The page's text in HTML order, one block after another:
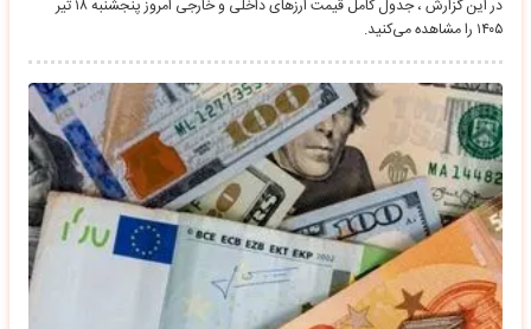
در این گزارش ، جدول کامل قیمت ارزهای داخلی و خارجی امروز پنجشنبه ۱۸ تیر
۱۴۰۵ را مشاهده می‌کنید.